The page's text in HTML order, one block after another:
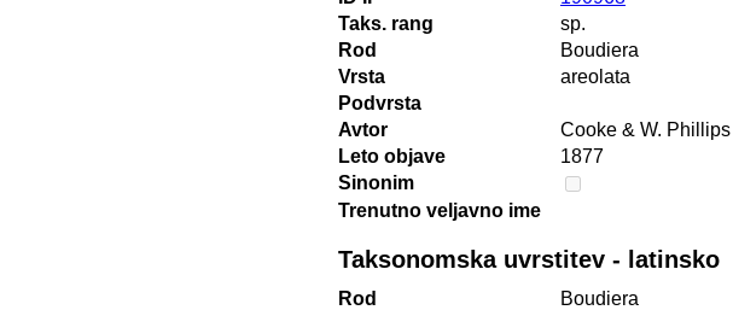
Taks. rang
sp.
Rod
Boudiera
Vrsta
areolata
Podvrsta
Avtor
Cooke & W. Phillips
Leto objave
1877
Sinonim
Trenutno veljavno ime
Taksonomska uvrstitev - latinsko
Rod
Boudiera